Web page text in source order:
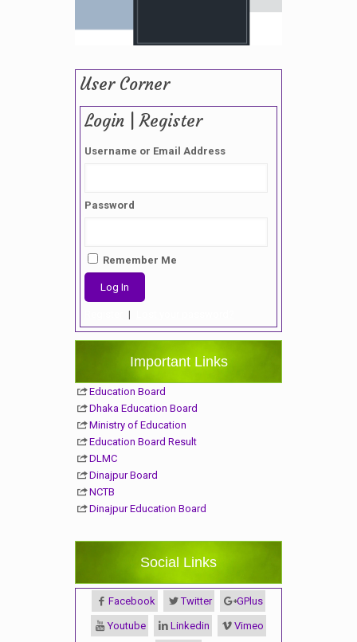
User Corner
Login | Register
Username or Email Address
Password
Remember Me
|
Important Links
Education Board
Dhaka Education Board
Ministry of Education
Education Board Result
DLMC
Dinajpur Board
NCTB
Dinajpur Education Board
Social Links
Facebook Twitter GPlus
Youtube Linkedin Vimeo